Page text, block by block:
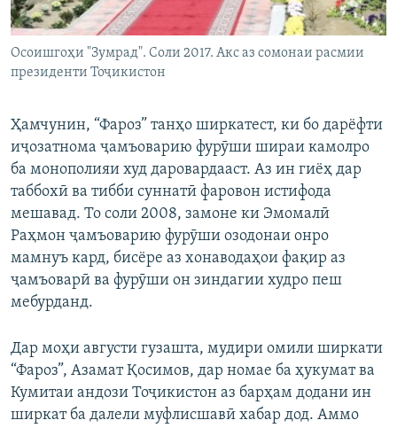
Осоишгоҳи "Зумрад". Соли 2017. Акс аз сомонаи расмии
президенти Тоҷикистон
Ҳамчунин, “Фароз” танҳо ширкатест, ки бо дарёфти
иҷозатнома ҷамъоварию фурӯши шираи камолро
ба монополияи худ даровардааст. Аз ин гиёҳ дар
таббохӣ ва тибби суннатӣ фаровон истифода
мешавад. То соли 2008, замоне ки Эмомалӣ
Раҳмон ҷамъоварию фурӯши озодонаи онро
мамнуъ кард, бисёре аз хонаводаҳои фақир аз
ҷамъоварӣ ва фурӯши он зиндагии худро пеш
мебурданд.
Дар моҳи августи гузашта, мудири омили ширкати
“Фароз”, Азамат Қосимов, дар номае ба ҳукумат ва
Кумитаи андози Тоҷикистон аз барҳам додани ин
ширкат ба далели муфлисшавӣ хабар дод. Аммо